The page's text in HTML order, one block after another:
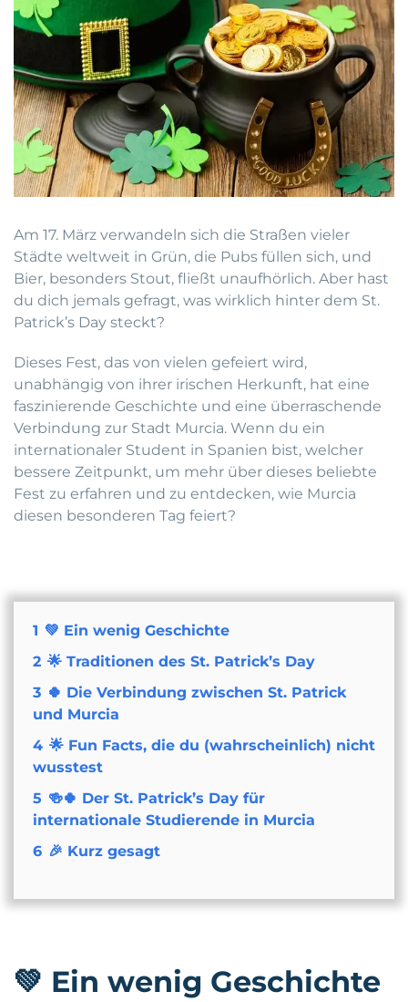
Am 17. März verwandeln sich die Straßen vieler
Städte weltweit in Grün, die Pubs füllen sich, und
Bier, besonders Stout, fließt unaufhörlich. Aber hast
du dich jemals gefragt, was wirklich hinter dem St.
Patrick’s Day steckt?
Dieses Fest, das von vielen gefeiert wird,
unabhängig von ihrer irischen Herkunft, hat eine
faszinierende Geschichte und eine überraschende
Verbindung zur Stadt Murcia. Wenn du ein
internationaler Student in Spanien bist, welcher
bessere Zeitpunkt, um mehr über dieses beliebte
Fest zu erfahren und zu entdecken, wie Murcia
diesen besonderen Tag feiert?
1 💚 Ein wenig Geschichte
2 🌟 Traditionen des St. Patrick’s Day
3 🍀 Die Verbindung zwischen St. Patrick
und Murcia
4 🌟 Fun Facts, die du (wahrscheinlich) nicht
wusstest
5 🍻🍀 Der St. Patrick’s Day für
internationale Studierende in Murcia
6 🎉 Kurz gesagt
💚 Ein wenig Geschichte